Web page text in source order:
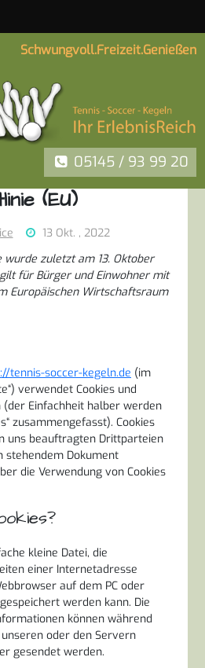
Schwungvoll.Freizeit.Genießen
05145 / 93 99 20
(EU)
13 Okt. , 2022
wurde zuletzt am 13. Oktober
für Bürger und Einwohner mit
Europäischen Wirtschaftsraum
tennis-soccer-kegeln.de (im
verwendet Cookies und
(der Einfachheit halber werden
zusammengefasst). Cookies
uns beauftragten Drittparteien
stehendem Dokument
die Verwendung von Cookies
kleine Datei, die
einer Internetadresse
auf dem PC oder
werden kann. Die
können während
oder den Servern
gesendet werden.